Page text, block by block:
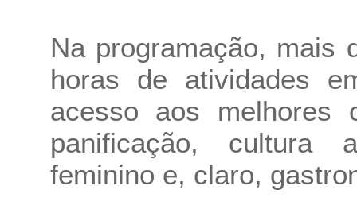
Na programação, mais
horas de atividades
acesso aos melhores
panificação, cultura
feminino e, claro,